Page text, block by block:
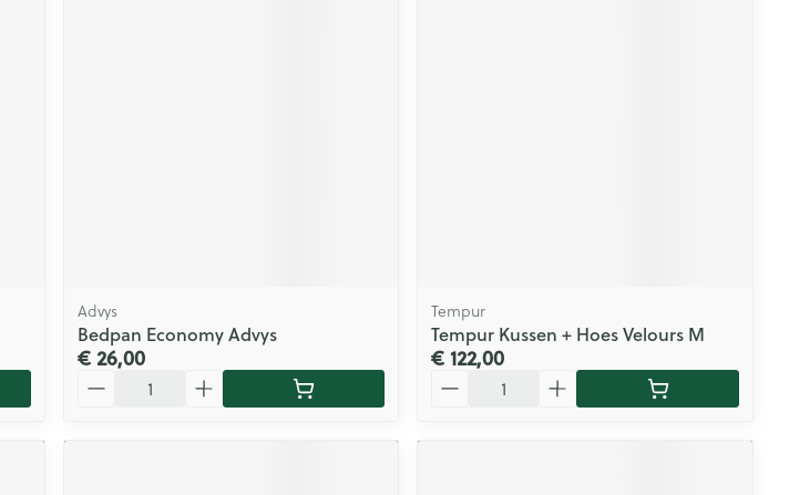
Advys
Bedpan Economy Advys
€ 26,00
Tempur
Tempur Kussen + Hoes Velours M
€ 122,00